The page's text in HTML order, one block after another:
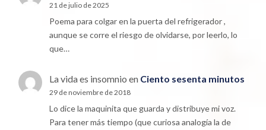
21 de julio de 2025
Poema para colgar en la puerta del refrigerador ,
aunque se corre el riesgo de olvidarse, por leerlo, lo
que…
La vida es insomnio en Ciento sesenta minutos
29 de noviembre de 2018
Lo dice la maquinita que guarda y distribuye mi voz.
Para tener más tiempo (que curiosa analogía la de